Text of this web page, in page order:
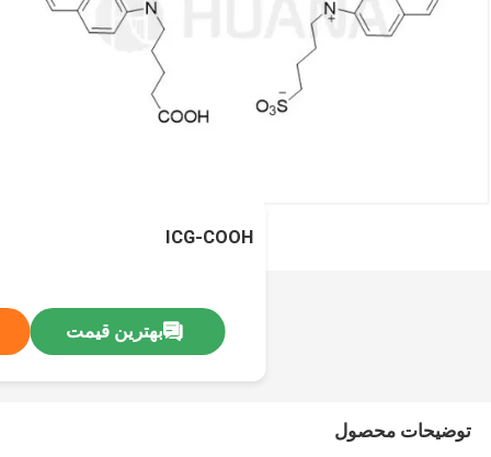
ICG-COOH
بهترین قیمت
توضیحات محصول